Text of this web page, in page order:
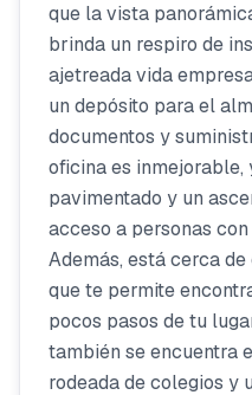
que la vista
brinda un respiro de
ajetreada vida
un depósito para el
documentos y
oficina es inmejorable,
pavimentado y un
acceso a personas
Además, está cerca
que te permite
pocos pasos de tu
también se encuentra
rodeada de colegios y